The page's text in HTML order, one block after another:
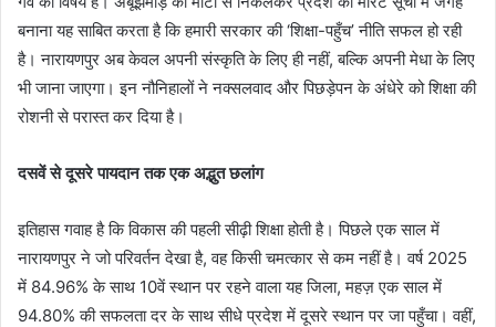
बनाना यह साबित करता है कि हमारी सरकार की ‘शिक्षा-पहुँच’ नीति सफल हो रही
है। नारायणपुर अब केवल अपनी संस्कृति के लिए ही नहीं, बल्कि अपनी मेधा के लिए
भी जाना जाएगा। इन नौनिहालों ने नक्सलवाद और पिछड़ेपन के अंधेरे को शिक्षा की
रोशनी से परास्त कर दिया है।
दसवें से दूसरे पायदान तक एक अद्भुत छलांग
​इतिहास गवाह है कि विकास की पहली सीढ़ी शिक्षा होती है। पिछले एक साल में
नारायणपुर ने जो परिवर्तन देखा है, वह किसी चमत्कार से कम नहीं है। वर्ष 2025
में 84.96% के साथ 10वें स्थान पर रहने वाला यह जिला, महज़ एक साल में
94.80% की सफलता दर के साथ सीधे प्रदेश में दूसरे स्थान पर जा पहुँचा। वहीं,